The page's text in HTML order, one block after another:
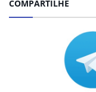
COMPARTILHE